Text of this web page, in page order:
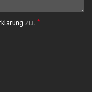
zu. *